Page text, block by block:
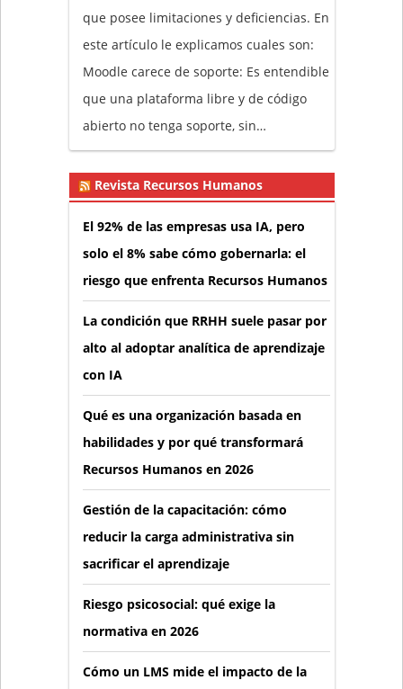
que posee limitaciones y deficiencias. En
este artículo le explicamos cuales son:
Moodle carece de soporte: Es entendible
que una plataforma libre y de código
abierto no tenga soporte, sin…
Revista Recursos Humanos
El 92% de las empresas usa IA, pero
solo el 8% sabe cómo gobernarla: el
riesgo que enfrenta Recursos Humanos
La condición que RRHH suele pasar por
alto al adoptar analítica de aprendizaje
con IA
Qué es una organización basada en
habilidades y por qué transformará
Recursos Humanos en 2026
Gestión de la capacitación: cómo
reducir la carga administrativa sin
sacrificar el aprendizaje
Riesgo psicosocial: qué exige la
normativa en 2026
Cómo un LMS mide el impacto de la